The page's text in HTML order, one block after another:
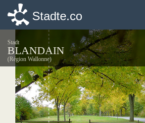
Stadte.co
Stadt
BLANDAIN
(Région Wallonne)
Stadte.co